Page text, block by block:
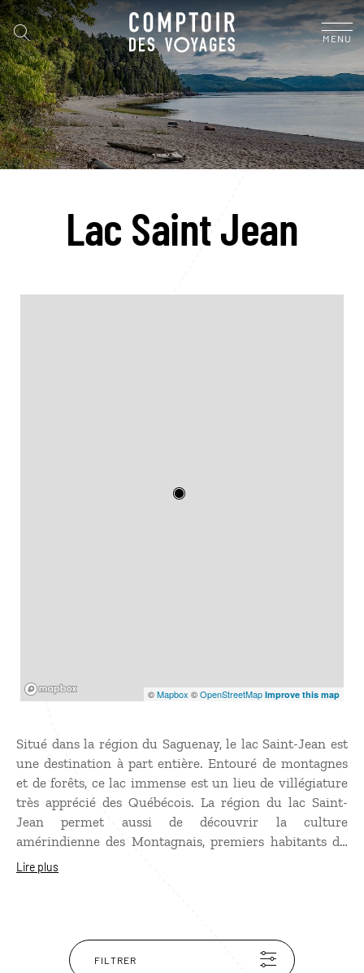
MENU
Lac Saint Jean
©Mapbox ©OpenStreetMap Improve this map
Situé dans la région du Saguenay, le lac Saint-Jean est
une destination à part entière. Entouré de montagnes
et de forêts, ce lac immense est un lieu de villégiature
très apprécié des Québécois. La région du lac Saint-
Jean permet aussi de découvrir la culture
amérindienne des Montagnais, premiers habitants du
Canada, très présents dans la région autour de
Lire plus
FILTRER